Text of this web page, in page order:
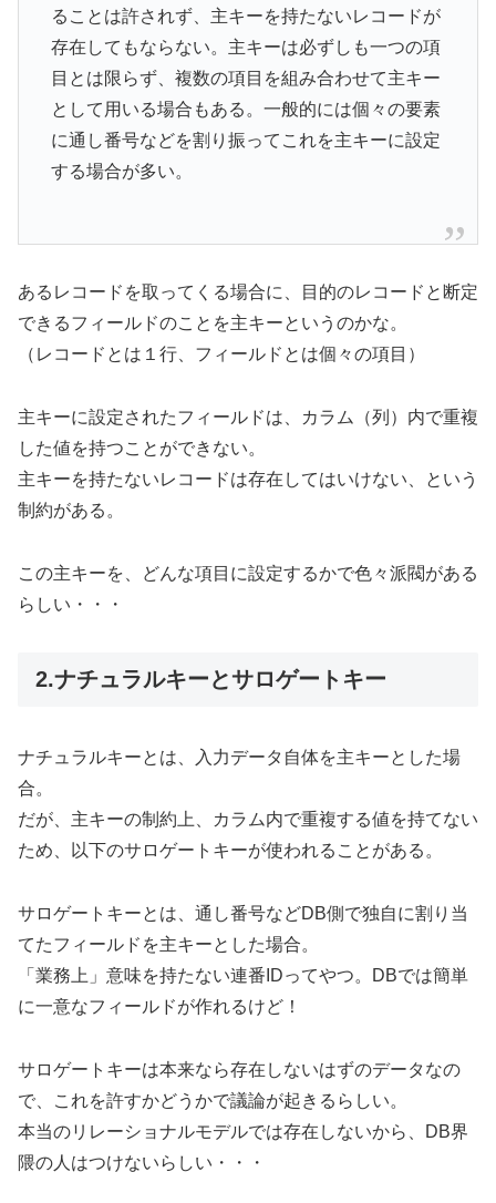
ることは許されず、主キーを持たないレコードが
存在してもならない。主キーは必ずしも一つの項
目とは限らず、複数の項目を組み合わせて主キー
として用いる場合もある。一般的には個々の要素
に通し番号などを割り振ってこれを主キーに設定
する場合が多い。
あるレコードを取ってくる場合に、目的のレコードと断定
できるフィールドのことを主キーというのかな。
（レコードとは１行、フィールドとは個々の項目）
主キーに設定されたフィールドは、カラム（列）内で重複
した値を持つことができない。
主キーを持たないレコードは存在してはいけない、という
制約がある。
この主キーを、どんな項目に設定するかで色々派閥がある
らしい・・・
2.ナチュラルキーとサロゲートキー
ナチュラルキーとは、入力データ自体を主キーとした場
合。
だが、主キーの制約上、カラム内で重複する値を持てない
ため、以下のサロゲートキーが使われることがある。
サロゲートキーとは、通し番号などDB側で独自に割り当
てたフィールドを主キーとした場合。
「業務上」意味を持たない連番IDってやつ。DBでは簡単
に一意なフィールドが作れるけど！
サロゲートキーは本来なら存在しないはずのデータなの
で、これを許すかどうかで議論が起きるらしい。
本当のリレーショナルモデルでは存在しないから、DB界
隈の人はつけないらしい・・・